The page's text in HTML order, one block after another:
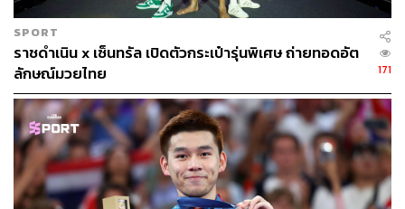
SPORT
ราชดำเนิน x เซ็นทรัล เปิดตัวกระเป๋ารุ่นพิเศษ ถ่ายทอดอัต
ลักษณ์มวยไทย
171